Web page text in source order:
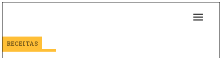
RECEITAS